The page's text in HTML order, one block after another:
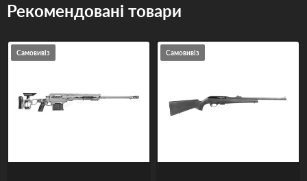
Рекомендовані товари
Самовивіз Самовивіз